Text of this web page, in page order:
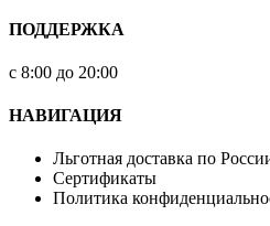
ПОДДЕРЖКА
с 8:00 до 20:00
НАВИГАЦИЯ
Льготная доставка по
Сертификаты
Политика